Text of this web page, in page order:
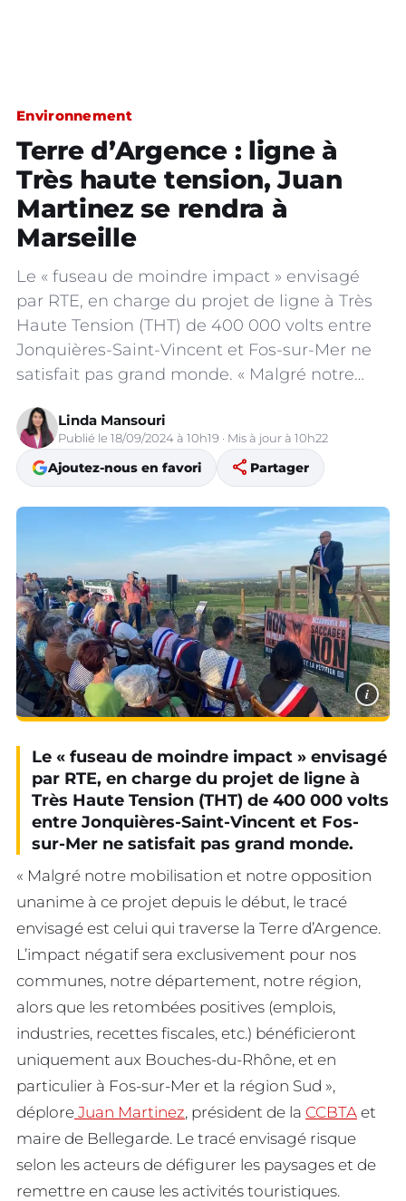
Environnement
Terre d’Argence : ligne à
Très haute tension, Juan
Martinez se rendra à
Marseille
Le « fuseau de moindre impact » envisagé
par RTE, en charge du projet de ligne à Très
Haute Tension (THT) de 400 000 volts entre
Jonquières-Saint-Vincent et Fos-sur-Mer ne
satisfait pas grand monde. « Malgré notre…
Linda Mansouri
Publié le 18/09/2024 à 10h19 · Mis à jour à 10h22
Ajoutez-nous en favori share Partager
i
Le « fuseau de moindre impact » envisagé
par RTE, en charge du projet de ligne à
Très Haute Tension (THT) de 400 000 volts
entre Jonquières-Saint-Vincent et Fos-
sur-Mer ne satisfait pas grand monde.
« Malgré notre mobilisation et notre opposition
unanime à ce projet depuis le début, le tracé
envisagé est celui qui traverse la Terre d’Argence.
L’impact négatif sera exclusivement pour nos
communes, notre département, notre région,
alors que les retombées positives (emplois,
industries, recettes fiscales, etc.) bénéficieront
uniquement aux Bouches-du-Rhône, et en
particulier à Fos-sur-Mer et la région Sud »,
déplore Juan Martinez, président de la CCBTA et
maire de Bellegarde. Le tracé envisagé risque
selon les acteurs de défigurer les paysages et de
remettre en cause les activités touristiques.